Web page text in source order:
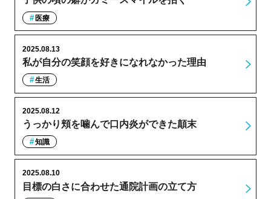
医療
私が自分の笑顔を好きになれなかった理由
2025.08.13
生活
うっかり頬を噛んで口内炎ができた顛末
2025.08.12
知識
目標の白さに合わせた通院計画の立て方
2025.08.10